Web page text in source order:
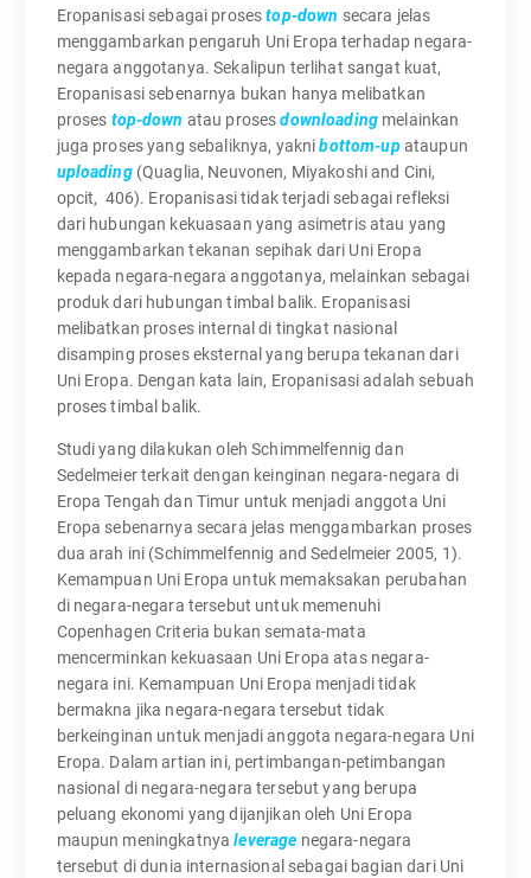
Eropanisasi sebagai prosestop-down secara jelas
menggambarkan pengaruh Uni Eropa terhadap negara-
negara anggotanya. Sekalipun terlihat sangat kuat,
Eropanisasi sebenarnya bukan hanya melibatkan
proses top-down atau prosesdownloading melainkan
juga proses yang sebaliknya, yaknibottom-upataupun
uploading (Quaglia, Neuvonen, Miyakoshi and Cini,
opcit, 406). Eropanisasi tidak terjadi sebagai refleksi
dari hubungan kekuasaan yang asimetris atau yang
menggambarkan tekanan sepihak dari Uni Eropa
kepada negara-negara anggotanya, melainkan sebagai
produk dari hubungan timbal balik. Eropanisasi
melibatkan proses internal di tingkat nasional
disamping proses eksternal yang berupa tekanan dari
Uni Eropa. Dengan kata lain, Eropanisasi adalah sebuah
proses timbal balik.
Studi yang dilakukan oleh Schimmelfennig dan
Sedelmeier terkait dengan keinginan negara-negara di
Eropa Tengah dan Timur untuk menjadi anggota Uni
Eropa sebenarnya secara jelas menggambarkan proses
dua arah ini (Schimmelfennig and Sedelmeier 2005, 1).
Kemampuan Uni Eropa untuk memaksakan perubahan
di negara-negara tersebut untuk memenuhi
Copenhagen Criteria bukan semata-mata
mencerminkan kekuasaan Uni Eropa atas negara-
negara ini. Kemampuan Uni Eropa menjadi tidak
bermakna jika negara-negara tersebut tidak
berkeinginan untuk menjadi anggota negara-negara Uni
Eropa. Dalam artian ini, pertimbangan-petimbangan
nasional di negara-negara tersebut yang berupa
peluang ekonomi yang dijanjikan oleh Uni Eropa
maupun meningkatnyaleverage negara-negara
tersebut di dunia internasional sebagai bagian dari Uni